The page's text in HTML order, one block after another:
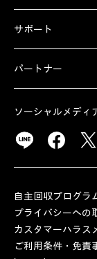
サポート
パートナー
ソーシャルメディ
自主回収プログラ
プライバシーへの
カスタマーハラス
ご利用条件・免責